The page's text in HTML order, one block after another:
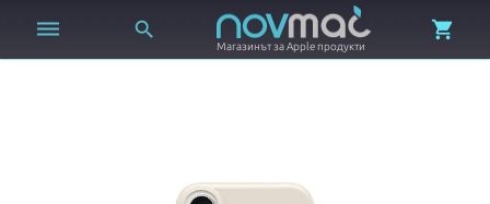
 
Магазинът за Apple продукти
